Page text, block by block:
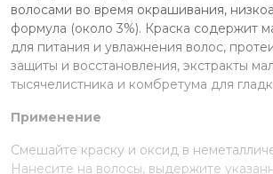
волосами во время окрашивания,
формула (около 3%). Краска содержит
для питания и увлажнения волос,
защиты и восстановления, экстракты
тысячелистника и комбретума для
Применение
Смешайте краску и оксид в
Нанесите на волосы, выдержите